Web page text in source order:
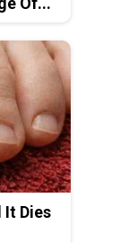
It Dies